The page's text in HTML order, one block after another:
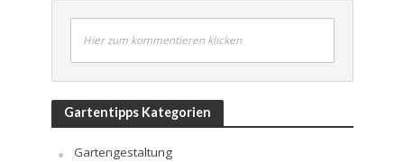
Hier zum kommentieren klicken
Gartentipps Kategorien
Gartengestaltung